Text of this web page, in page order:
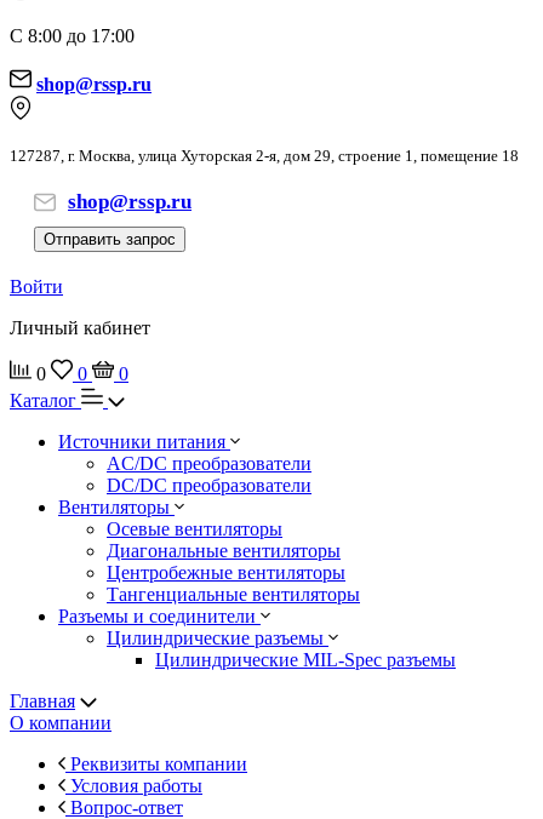
С 8:00 до 17:00
shop@rssp.ru
127287, г. Москва, улица Хуторская 2-я, дом 29, строение 1, помещение 18
shop@rssp.ru
Отправить запрос
Войти
Личный кабинет
0 0
0
Каталог
Источники питания
AC/DC преобразователи
DC/DC преобразователи
Вентиляторы
Осевые вентиляторы
Диагональные вентиляторы
Центробежные вентиляторы
Тангенциальные вентиляторы
Разъемы и соединители
Цилиндрические разъемы
Цилиндрические MIL-Spec разъемы
Главная
О компании
Реквизиты компании
Условия работы
Вопрос-ответ